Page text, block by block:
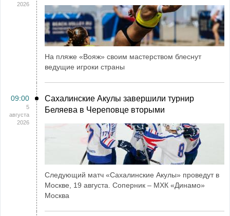
2026
На пляже «Вояж» своим мастерством блеснут
ведущие игроки страны
09:00
5
августа
2026
Сахалинские Акулы завершили турнир
Беляева в Череповце вторыми
Следующий матч «Сахалинские Акулы» проведут в
Москве, 19 августа. Соперник – МХК «Динамо»
Москва